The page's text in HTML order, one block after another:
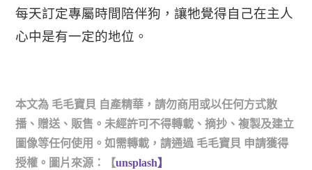
每天訂定專屬時間陪伴狗，讓牠覺得自己在主人
心中是有一定的地位。
本文為 毛毛寶貝 自產精華，請勿商用或以任何方式散
播、贈送、販售。未經許可不得轉載、摘抄、複製及建立
圖像等任何使用。如需轉載，請通過 毛毛寶貝 申請獲得
授權。圖片來源：【unsplash】